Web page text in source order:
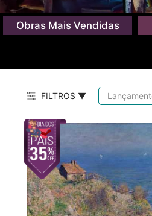
Obras Mais Vendidas
FILTROS ▼